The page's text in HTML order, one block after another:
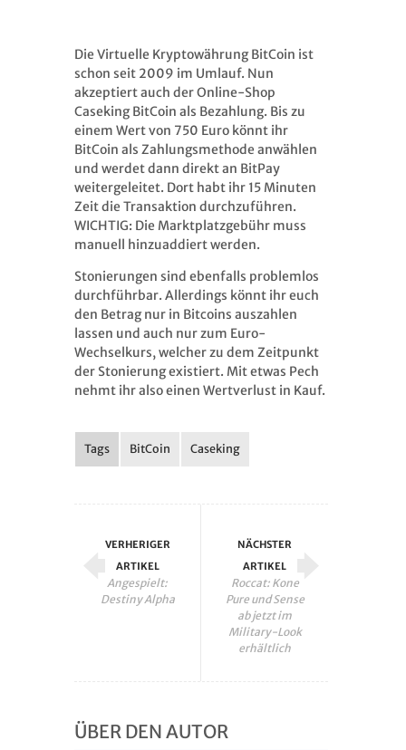
Die Virtuelle Kryptowährung BitCoin ist
schon seit 2009 im Umlauf. Nun
akzeptiert auch der Online-Shop
Caseking BitCoin als Bezahlung. Bis zu
einem Wert von 750 Euro könnt ihr
BitCoin als Zahlungsmethode anwählen
und werdet dann direkt an BitPay
weitergeleitet. Dort habt ihr 15 Minuten
Zeit die Transaktion durchzuführen.
WICHTIG: Die Marktplatzgebühr muss
manuell hinzuaddiert werden.
Stonierungen sind ebenfalls problemlos
durchführbar. Allerdings könnt ihr euch
den Betrag nur in Bitcoins auszahlen
lassen und auch nur zum Euro-
Wechselkurs, welcher zu dem Zeitpunkt
der Stonierung existiert. Mit etwas Pech
nehmt ihr also einen Wertverlust in Kauf.
Tags BitCoin Caseking
VERHERIGER
ARTIKEL
Angespielt:
Destiny Alpha
NÄCHSTER
ARTIKEL
Roccat: Kone
Pure und Sense
ab jetzt im
Military-Look
erhältlich
ÜBER DEN AUTOR